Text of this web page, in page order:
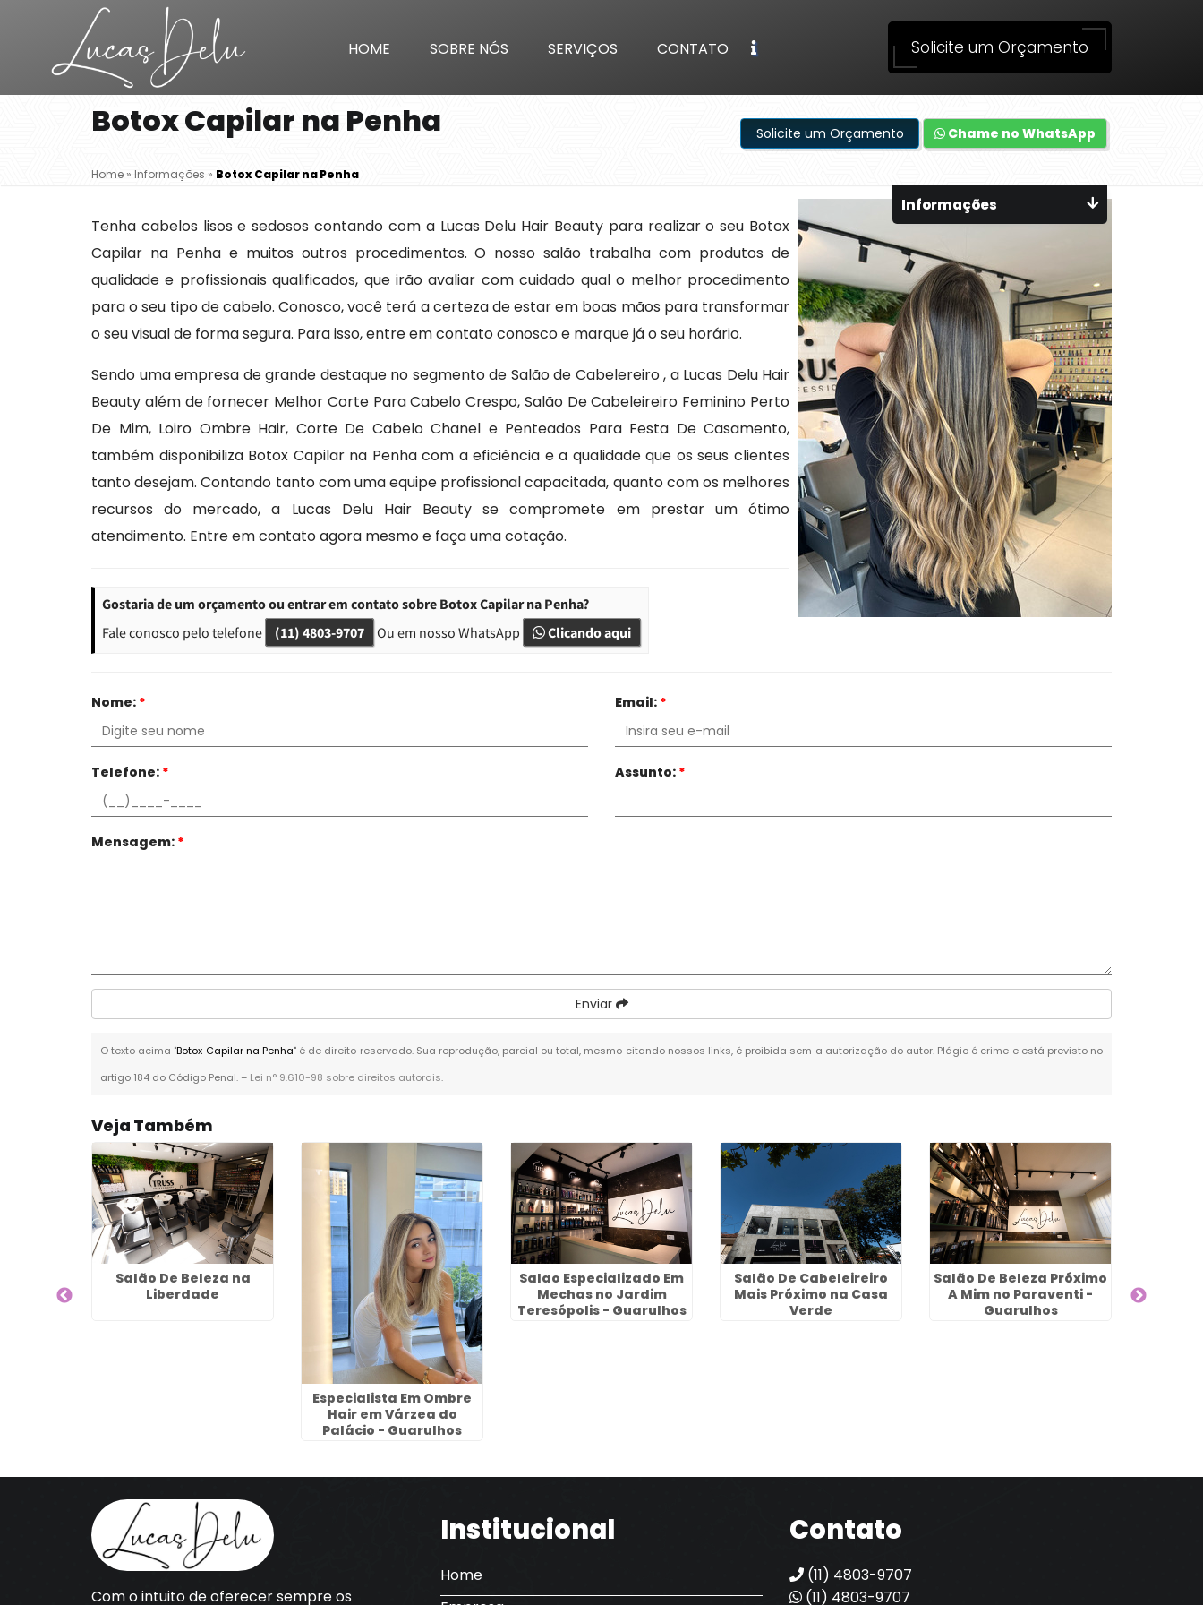
HOME SOBRE NÓS SERVIÇOS CONTATO Solicite um Orçamento
Botox Capilar na Penha
Home » Informações » Botox Capilar na Penha
Solicite um Orçamento Chame no WhatsApp
Tenha cabelos lisos e sedosos contando com a Lucas Delu Hair Beauty para realizar o seu Botox
Capilar na Penha e muitos outros procedimentos. O nosso salão trabalha com produtos de
qualidade e profissionais qualificados, que irão avaliar com cuidado qual o melhor procedimento
para o seu tipo de cabelo. Conosco, você terá a certeza de estar em boas mãos para transformar
o seu visual de forma segura. Para isso, entre em contato conosco e marque já o seu horário.
Sendo uma empresa de grande destaque no segmento de Salão de Cabelereiro , a Lucas Delu Hair
Beauty além de fornecer Melhor Corte Para Cabelo Crespo, Salão De Cabeleireiro Feminino Perto
De Mim, Loiro Ombre Hair, Corte De Cabelo Chanel e Penteados Para Festa De Casamento,
também disponibiliza Botox Capilar na Penha com a eficiência e a qualidade que os seus clientes
tanto desejam. Contando tanto com uma equipe profissional capacitada, quanto com os melhores
recursos do mercado, a Lucas Delu Hair Beauty se compromete em prestar um ótimo
atendimento. Entre em contato agora mesmo e faça uma cotação.
Gostaria de um orçamento ou entrar em contato sobre Botox Capilar na Penha?
Fale conosco pelo telefone
(11) 4803-9707 Ou em nosso WhatsApp Clicando aqui
Nome: * Email: *
Telefone: * Assunto: *
Mensagem: *
Enviar
O texto acima "Botox Capilar na Penha" é de direito reservado. Sua reprodução, parcial ou total, mesmo citando nossos links, é proibida sem a autorização do autor. Plágio é crime e está previsto no
artigo 184 do Código Penal. – Lei n° 9.610-98 sobre direitos autorais.
Informações
Veja Também
Salão De Beleza na
Liberdade
Especialista Em Ombre
Hair em Várzea do
Palácio - Guarulhos
Salao Especializado Em
Mechas no Jardim
Teresópolis - Guarulhos
Salão De Cabeleireiro
Mais Próximo na Casa
Verde
Salão De Beleza Próximo
A Mim no Paraventi -
Guarulhos
Com o intuito de oferecer sempre os
Institucional
Home
Contato
(11) 4803-9707
(11) 4803-9707